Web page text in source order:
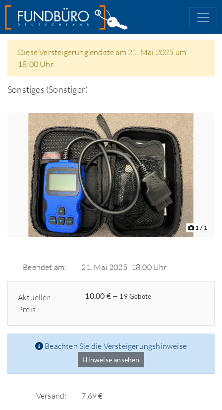
Diese Versteigerung endete am 21. Mai 2025 um
18:00 Uhr.
Sonstiges (Sonstiger)
1 / 1
Beendet am: 21. Mai 2025 18:00 Uhr
Aktueller
Preis:
10,00 € — 19 Gebote
Beachten Sie die Versteigerungshinweise
Hinweise ansehen
Versand:
7,69 €